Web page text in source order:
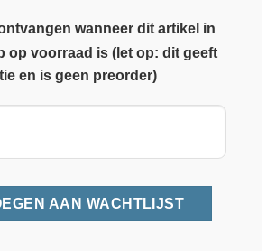
wanneer dit artikel in
op voorraad is (let op: dit geeft
en is geen preorder)